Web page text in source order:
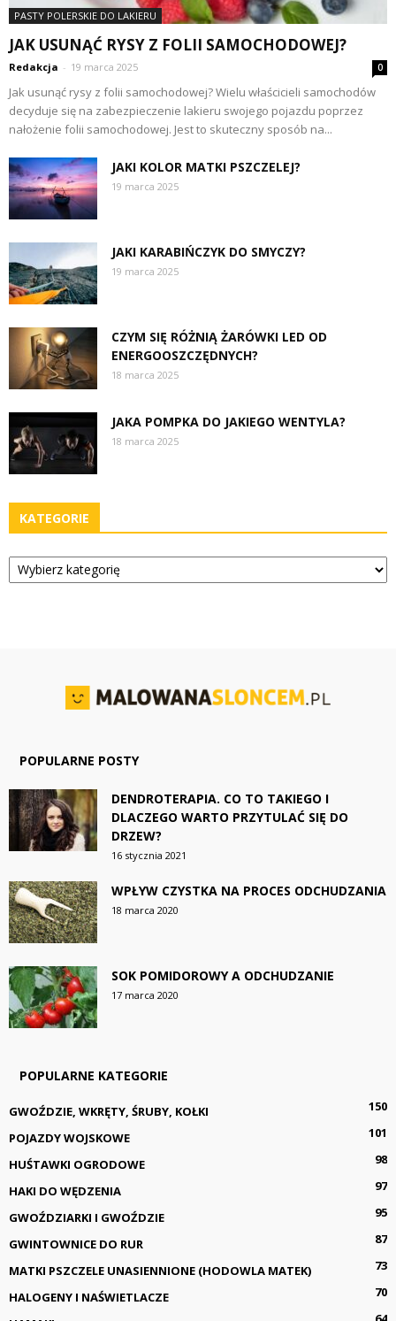
PASTY POLERSKIE DO LAKIERU
JAK USUNĄĆ RYSY Z FOLII SAMOCHODOWEJ?
Redakcja - 19 marca 2025 0
Jak usunąć rysy z folii samochodowej? Wielu właścicieli samochodów
decyduje się na zabezpieczenie lakieru swojego pojazdu poprzez
nałożenie folii samochodowej. Jest to skuteczny sposób na...
JAKI KOLOR MATKI PSZCZELEJ?
19 marca 2025
JAKI KARABIŃCZYK DO SMYCZY?
19 marca 2025
CZYM SIĘ RÓŻNIĄ ŻARÓWKI LED OD
ENERGOOSZCZĘDNYCH?
18 marca 2025
JAKA POMPKA DO JAKIEGO WENTYLA?
18 marca 2025
KATEGORIE
Kategorie
POPULARNE POSTY
DENDROTERAPIA. CO TO TAKIEGO I
DLACZEGO WARTO PRZYTULAĆ SIĘ DO
DRZEW?
16 stycznia 2021
WPŁYW CZYSTKA NA PROCES ODCHUDZANIA
18 marca 2020
SOK POMIDOROWY A ODCHUDZANIE
17 marca 2020
POPULARNE KATEGORIE
GWOŹDZIE, WKRĘTY, ŚRUBY, KOŁKI
150
POJAZDY WOJSKOWE
101
HUŚTAWKI OGRODOWE
98
HAKI DO WĘDZENIA
97
GWOŹDZIARKI I GWOŹDZIE
95
GWINTOWNICE DO RUR
87
MATKI PSZCZELE UNASIENNIONE (HODOWLA MATEK)
73
HALOGENY I NAŚWIETLACZE
70